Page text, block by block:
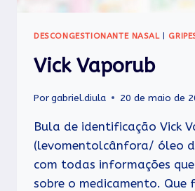
DESCONGESTIONANTE NASAL|
Vick Vaporub
Porgabriel.diula 20 de maio de
Bula de identificação Vick
(levomentolcânfora/ óleo
com todas informações
sobre o medicamento. Que